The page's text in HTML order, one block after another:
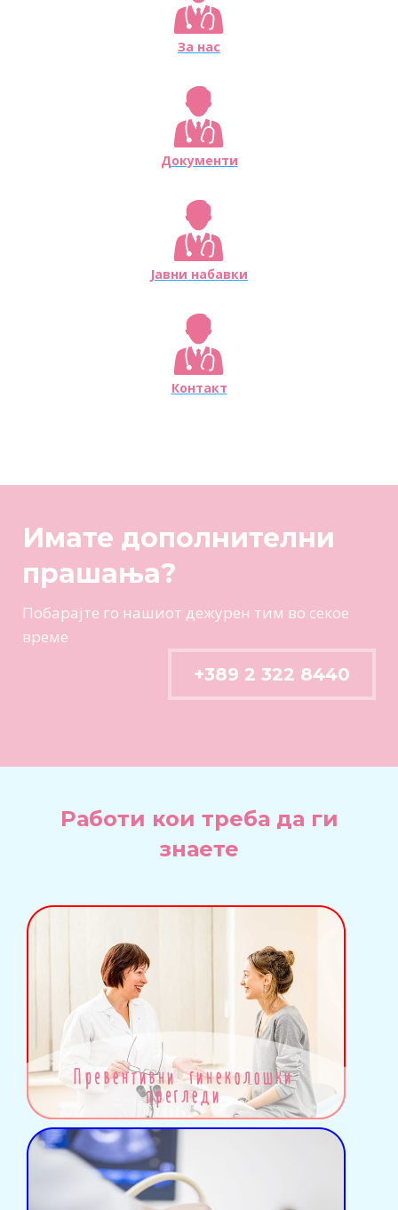
За нас
Документи
Јавни набавки
Контакт
Имате дополнителни
прашања?
Побарајте го нашиот дежурен тим во секое
време
+389 2 322 8440
Работи кои треба да ги
знаете